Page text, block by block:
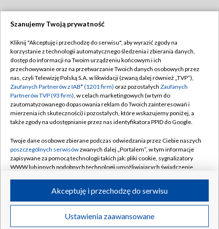
TVP
Abonament TVP
Emisja w TVP
Centrum informacji TVP
Naziemna Telewizja Cyfrowa
Rada Programowa
System NOS
Informacje o nadawcy
Program dla prasy
Ogłoszenie przetargowe
Regulamin TVP
Polityka prywatności
Moje zgody
Pomoc
Kontakt
Kanały
©2026 Telewizja Polska S.A. w likwidacji
Szanujemy Twoją prywatność
Kliknij "Akceptuję i przechodzę do serwisu", aby wyrazić zgody na
korzystanie z technologii automatycznego śledzenia i zbierania danych,
dostęp do informacji na Twoim urządzeniu końcowym i ich
przechowywanie oraz na przetwarzanie Twoich danych osobowych przez
nas, czyli Telewizję Polską S.A. w likwidacji (zwaną dalej również „TVP”),
Zaufanych Partnerów z IAB* (1201 firm) oraz pozostałych Zaufanych
Partnerów TVP (93 firm), w celach marketingowych (w tym do
zautomatyzowanego dopasowania reklam do Twoich zainteresowań i
mierzenia ich skuteczności) i pozostałych, które wskazujemy poniżej, a
także zgody na udostępnianie przez nas identyfikatora PPID do Google.
Twoje dane osobowe zbierane podczas odwiedzania przez Ciebie naszych
poszczególnych serwisówzwanych dalej „Portalem”, w tym informacje
zapisywane za pomocą technologii takich jak: pliki cookie, sygnalizatory
WWW lub innych podobnych technologii umożliwiających świadczenie
ruchu w Internecie.
Twoje dane osobowe zbierane podczas odwiedzania przez Ciebie
poszczególnych serwisówna Portalu, takie jak adresy IP, identyfikatory
Ustawienia zaawansowane
Akceptuję i przechodzę do serwisu